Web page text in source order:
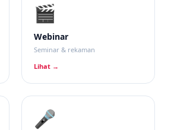
🎬
Webinar
Seminar & rekaman
Lihat →
🎤